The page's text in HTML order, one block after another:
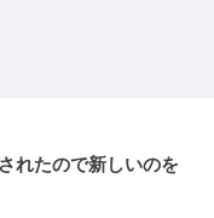
れたので新しいのを